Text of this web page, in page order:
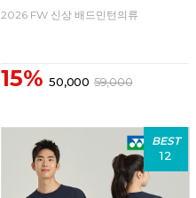
2026 FW 신상 배드민턴의류
15% 50,000 59,000
BEST
12